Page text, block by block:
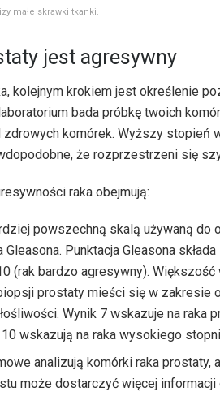
małe skrawki tkanki.
jest agresywny
kolejnym krokiem jest określenie
bada próbkę twoich
komórek. Wyższy stopień
że rozprzestrzeni się
raka obejmują:
powszechną skalą używaną do
Punktacja Gleasona
(rak bardzo agresywny). Większość
prostaty mieści się w zakresie
Wynik 7 wskazuje na raka
wskazują na raka wysokiego
analizują komórki raka prostaty,
może dostarczyć więcej